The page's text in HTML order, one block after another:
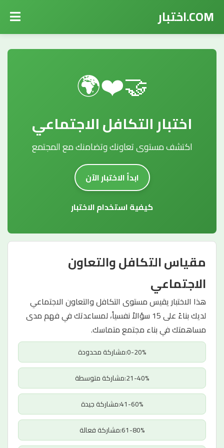
COM.اختبار
🤝❤️🌍
اختبار التكافل الاجتماعي
اكتشف مستوى تعاونك وتضامنك مع المجتمع
ابدأ الاختبار الآن
كيفية استخدام الاختبار
مقياس التكافل والتعاون
الاجتماعي
هذا الاختبار يقيس مستوى التكافل والتعاون الاجتماعي
لديك بناءً على 15 سؤالاً نفسياً، لمساعدتك في فهم مدى
مساهمتك في بناء مجتمع متماسك.
0-20%:مشاركة محدودة
21-40%:مشاركة متوسطة
41-60%:مشاركة جيدة
61-80%:مشاركة فعالة